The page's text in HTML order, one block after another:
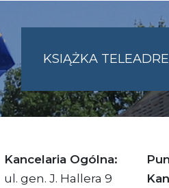
KSIĄŻKA
Kancelaria Ogólna:
ul. gen. J. Hallera 9